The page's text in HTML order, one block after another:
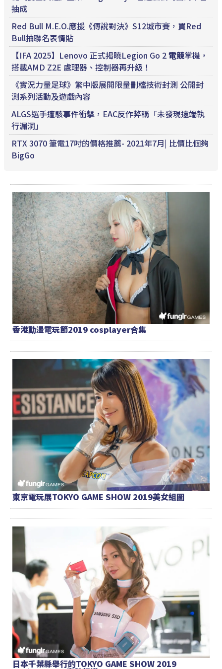
抽成
Red Bull M.E.O.應援《傳說對決》S12城市賽，買Red
Bull抽聯名表情貼
【IFA 2025】Lenovo 正式揭曉Legion Go 2電競掌機，
搭載AMD Z2E 處理器、控制器再升級！
《實況力量足球》繁中版展開限量刪檔技術封測 公開封
測系列活動及遊戲內容
ALGS選手遭駭事件衝擊，EAC反作弊稱「未發現遠端執
行漏洞」
RTX 3070 筆電17吋的價格推薦- 2021年7月| 比價比個夠
BigGo
香港動漫電玩節2019 cosplayer合集
東京電玩展TOKYO GAME SHOW 2019美女組圖
日本千葉縣舉行的TOKYO GAME SHOW 2019